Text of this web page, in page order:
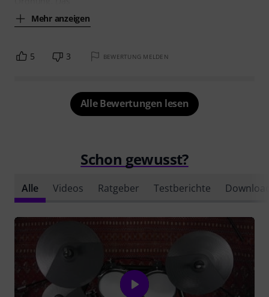
Mehr anzeigen
5 3 BEWERTUNG MELDEN
Alle Bewertungen lesen
Schon gewusst?
Alle Videos Ratgeber Testberichte